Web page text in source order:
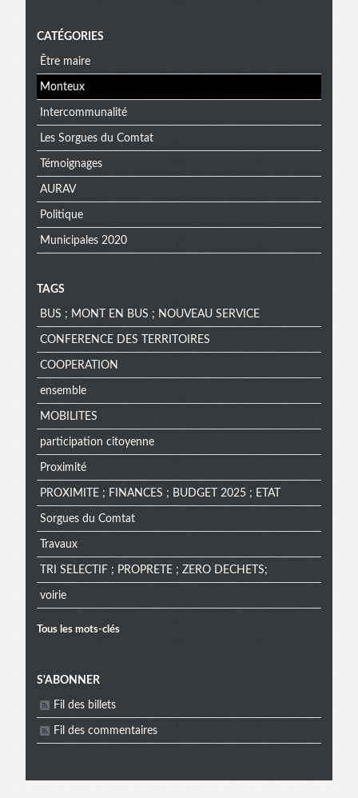
CATÉGORIES
Être maire
Monteux
Intercommunalité
Les Sorgues du Comtat
Témoignages
AURAV
Politique
Municipales 2020
TAGS
BUS ; MONT EN BUS ; NOUVEAU SERVICE
CONFERENCE DES TERRITOIRES
COOPERATION
ensemble
MOBILITES
participation citoyenne
Proximité
PROXIMITE ; FINANCES ; BUDGET 2025 ; ETAT
Sorgues du Comtat
Travaux
TRI SELECTIF ; PROPRETE ; ZERO DECHETS;
voirie
Tous les mots-clés
Menu
extra
S'ABONNER
Fil des billets
Fil des commentaires